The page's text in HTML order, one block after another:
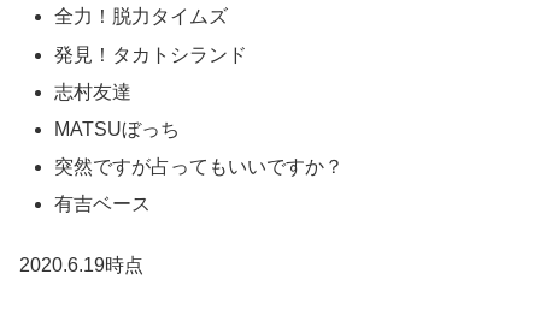
全力！脱力タイムズ
発見！タカトシランド
志村友達
MATSUぼっち
突然ですが占ってもいいですか？
有吉ベース
2020.6.19時点